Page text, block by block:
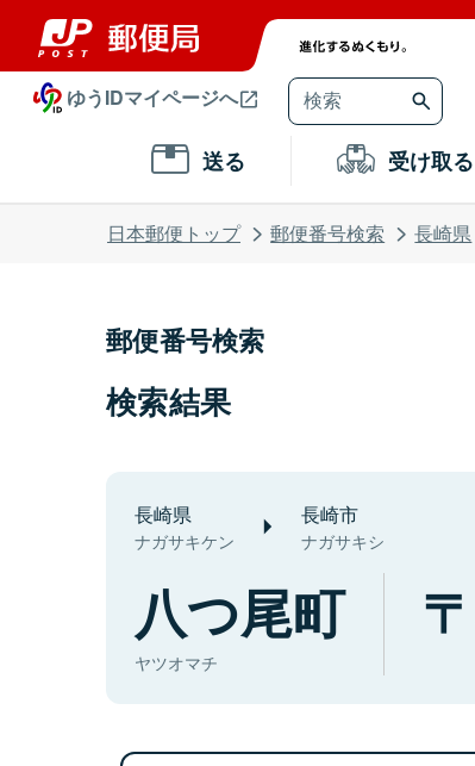
ゆうIDマイページへ
送る 受け取る
日本郵便トップ 郵便番号検索 長崎県
郵便番号検索
検索結果
長崎県
ナガサキケン
長崎市
ナガサキシ
八つ尾町
ヤツオマチ